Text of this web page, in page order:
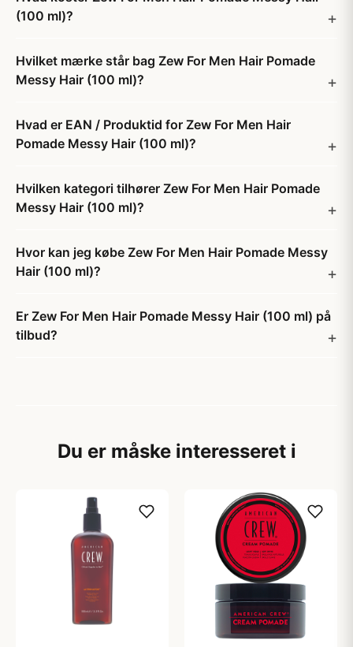
(100 ml)?
Hvilket mærke står bag Zew For Men Hair Pomade
Messy Hair (100 ml)?
Hvad er EAN / Produktid for Zew For Men Hair
Pomade Messy Hair (100 ml)?
Hvilken kategori tilhører Zew For Men Hair Pomade
Messy Hair (100 ml)?
Hvor kan jeg købe Zew For Men Hair Pomade Messy
Hair (100 ml)?
Er Zew For Men Hair Pomade Messy Hair (100 ml) på
tilbud?
Du er måske interesseret i